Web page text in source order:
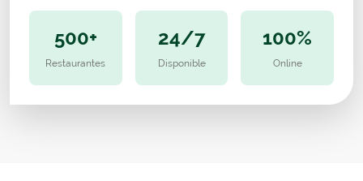
500+
Restaurantes
24/7
Disponible
100%
Online